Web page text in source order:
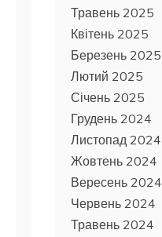
Травень 2025
Квітень 2025
Березень 2025
Лютий 2025
Січень 2025
Грудень 2024
Листопад 2024
Жовтень 2024
Вересень 2024
Червень 2024
Травень 2024